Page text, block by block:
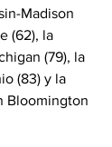
Madison
(62), la
(79), la
(83) y la
Bloomington